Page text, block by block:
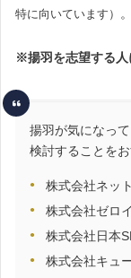
特に向いています） 。
※揚羽を志望する人
揚羽が気になっ
検討することをお
株式会社ネッ
株式会社ゼロ
株式会社日本
株式会社キュ